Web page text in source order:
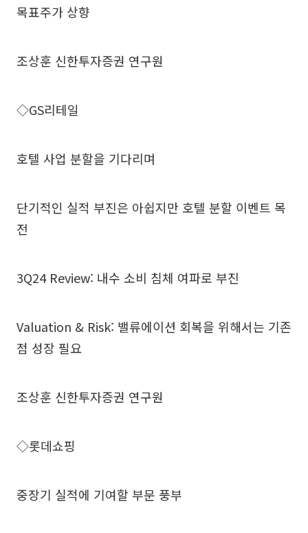
목표주가 상향
조상훈 신한투자증권 연구원
◇GS리테일
호텔 사업 분할을 기다리며
단기적인 실적 부진은 아쉽지만 호텔 분할 이벤트 목
전
3Q24 Review: 내수 소비 침체 여파로 부진
Valuation & Risk: 밸류에이션 회복을 위해서는 기존
점 성장 필요
조상훈 신한투자증권 연구원
◇롯데쇼핑
중장기 실적에 기여할 부문 풍부